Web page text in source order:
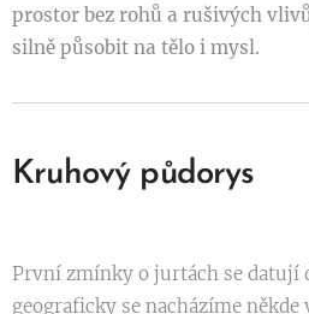
prostor bez rohů a rušivých
silně působit na tělo i mysl.
Kruhový půdorys
První zmínky o jurtách se datují
geograficky se nacházíme